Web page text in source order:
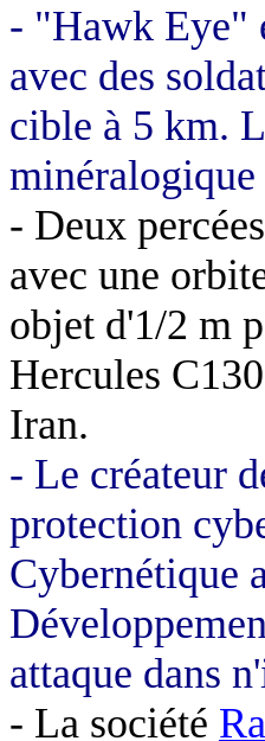
- "Hawk Eye"
avec des
cible à 5 km.
minéralogique
- Deux
avec une
objet d'1/2 m
Hercules
Iran.
- Le créateur
protection
Cybernétique
attaque dans
- La société